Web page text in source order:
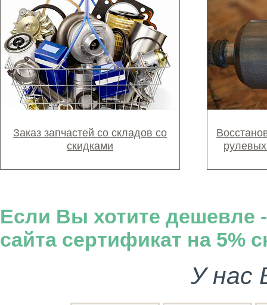
Заказ запчастей со складов со
скидками
рулевых
Если Вы хотите дешевле
сайта сертификат на 5%
У нас